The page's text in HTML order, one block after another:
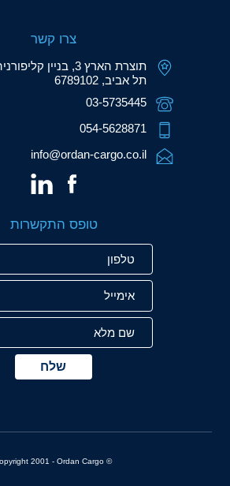
צרו קשר
תוצרת הארץ 3, בניין קליפורניה,
תל אביב, 6789102
03-5735445
054-5628871
info@ordan-cargo.co.il
טופס התקשרות
טלפון
אימייל
שם
מלא
© copyright 2001 - Ordan Cargo